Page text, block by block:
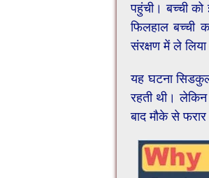
पहुंची। बच्ची
फिलहाल बच्ची
संरक्षण में ले
यह घटना
रहती थी।
बाद मौके से फरार